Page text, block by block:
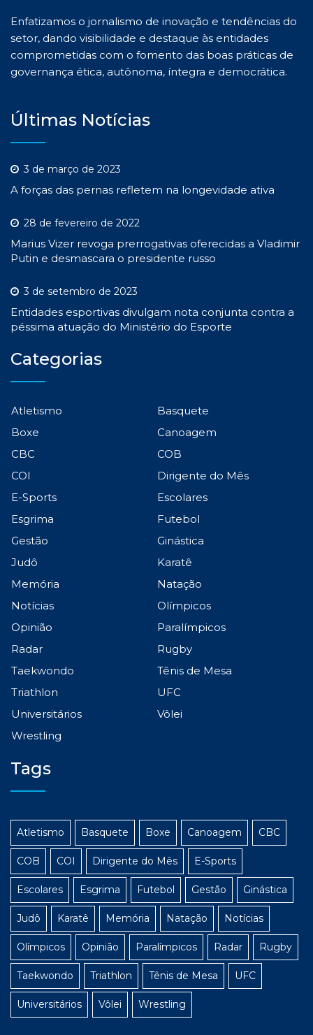
Enfatizamos o jornalismo de inovação e tendências do
setor, dando visibilidade e destaque às entidades
comprometidas com o fomento das boas práticas de
governança ética, autônoma, íntegra e democrática.
Últimas Notícias
3 de março de 2023
A forças das pernas refletem na longevidade ativa
28 de fevereiro de 2022
Marius Vizer revoga prerrogativas oferecidas a Vladimir
Putin e desmascara o presidente russo
3 de setembro de 2023
Entidades esportivas divulgam nota conjunta contra a
péssima atuação do Ministério do Esporte
Categorias
Atletismo
Basquete
Boxe
Canoagem
CBC
COB
COI
Dirigente do Mês
E-Sports
Escolares
Esgrima
Futebol
Gestão
Ginástica
Judô
Karatê
Memória
Natação
Notícias
Olímpicos
Opinião
Paralímpicos
Radar
Rugby
Taekwondo
Tênis de Mesa
Triathlon
UFC
Universitários
Vôlei
Wrestling
Tags
Atletismo Basquete Boxe Canoagem CBC
COB COI Dirigente do Mês E-Sports
Escolares Esgrima Futebol Gestão Ginástica
Judô Karatê Memória Natação Notícias
Olímpicos Opinião Paralímpicos Radar Rugby
Taekwondo Triathlon Tênis de Mesa UFC
Universitários Vôlei Wrestling